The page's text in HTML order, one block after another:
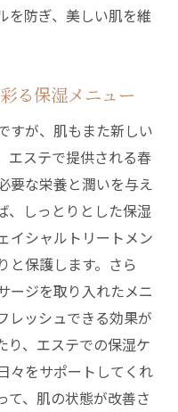
を防ぎ、美しい肌を維
る保湿メニュー
すが、肌もまた新しい
エステで提供される春
要な栄養と潤いを与え
、しっとりとした保湿
イシャルトリートメン
と保護します。さら
ージを取り入れたメニ
レッシュできる効果が
り、エステでの保湿ケ
々をサポートしてくれ
て、肌の状態が改善さ